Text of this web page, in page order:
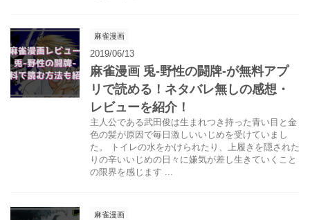
麻雀漫画
2019/06/13
麻雀漫画 兎-野性の闘牌-が無料アプ
リで読める！ネタバレ無しの感想・
レビューを紹介！
主人公である武田俊は生まれつき持った青い目と金
色の髪が原因で毎日激しいいじめを受けていまし
た。 トイレの水をかけられたり、上履きを隠された
りの辛いいじめの日々に嫌気が差し生きていくこと
の限界を感じます ...
麻雀漫画